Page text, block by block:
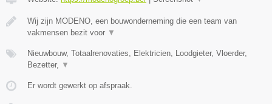
Wij zijn MODENO, een bouwonderneming die een team van
vakmensen bezit voor ▼
Nieuwbouw, Totaalrenovaties, Elektricien, Loodgieter, Vloerder,
Bezetter,
▼
Er wordt gewerkt op afspraak.